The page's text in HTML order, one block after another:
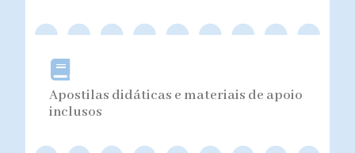
Apostilas didáticas e materiais de apoio
inclusos